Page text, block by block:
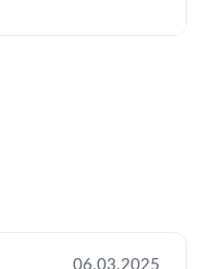
06.03.2025